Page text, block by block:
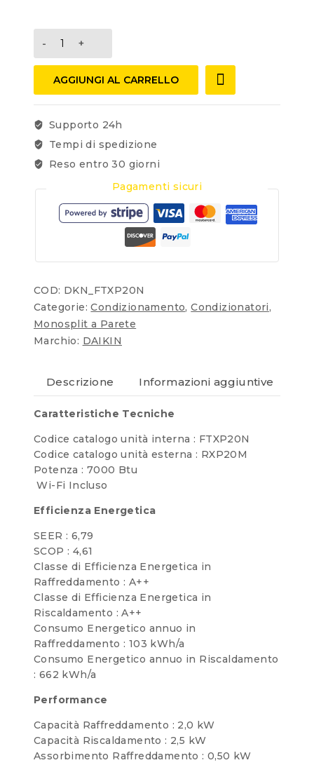
AGGIUNGI AL CARRELLO
Supporto 24h
Tempi di spedizione
Reso entro 30 giorni
Pagamenti sicuri
COD: DKN_FTXP20N
Categorie:Condizionamento,Condizionatori,
Monosplit a Parete
Marchio: DAIKIN
Descrizione Informazioni aggiuntive
Caratteristiche Tecniche
Codice catalogo unità interna : FTXP20N
Codice catalogo unità esterna : RXP20M
Potenza : 7000 Btu
Wi-Fi Incluso
Efficienza Energetica
SEER : 6,79
SCOP : 4,61
Classe di Efficienza Energetica in
Raffreddamento : A++
Classe di Efficienza Energetica in
Riscaldamento : A++
Consumo Energetico annuo in
Raffreddamento : 103 kWh/a
Consumo Energetico annuo in Riscaldamento
: 662 kWh/a
Performance
Capacità Raffreddamento : 2,0 kW
Capacità Riscaldamento : 2,5 kW
Assorbimento Raffreddamento : 0,50 kW